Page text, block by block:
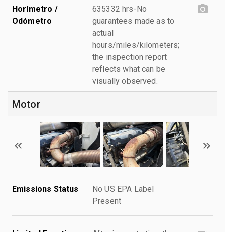
Horímetro /
Odómetro
635332 hrs-No
guarantees made as to
actual
hours/miles/kilometers;
the inspection report
reflects what can be
visually observed.
Motor
Emissions Status
No US EPA Label
Present